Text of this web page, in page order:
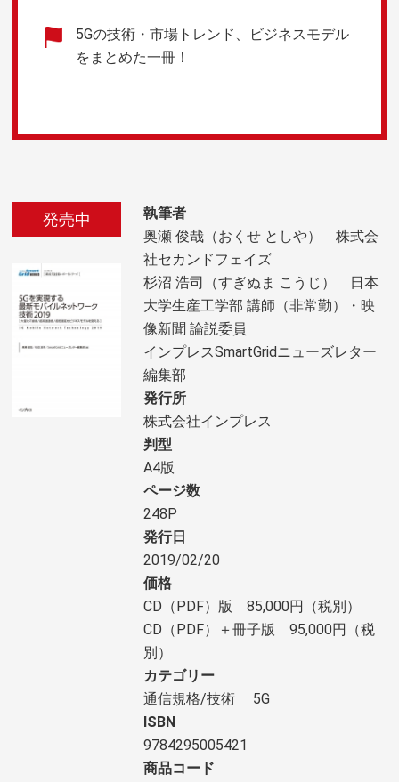
5Gの技術・市場トレンド、ビジネスモデル
をまとめた一冊！
発売中
執筆者
奥瀬 俊哉（おくせ としや） 株式会
社セカンドフェイズ
杉沼 浩司（すぎぬま こうじ） 日本
大学生産工学部 講師（非常勤）・映
像新聞 論説委員
インプレスSmartGridニューズレター
編集部
発行所
株式会社インプレス
判型
A4版
ページ数
248P
発行日
2019/02/20
価格
CD（PDF）版 85,000円（税別）
CD（PDF）＋冊子版 95,000円（税
別）
カテゴリー
通信規格/技術
5G
ISBN
9784295005421
商品コード